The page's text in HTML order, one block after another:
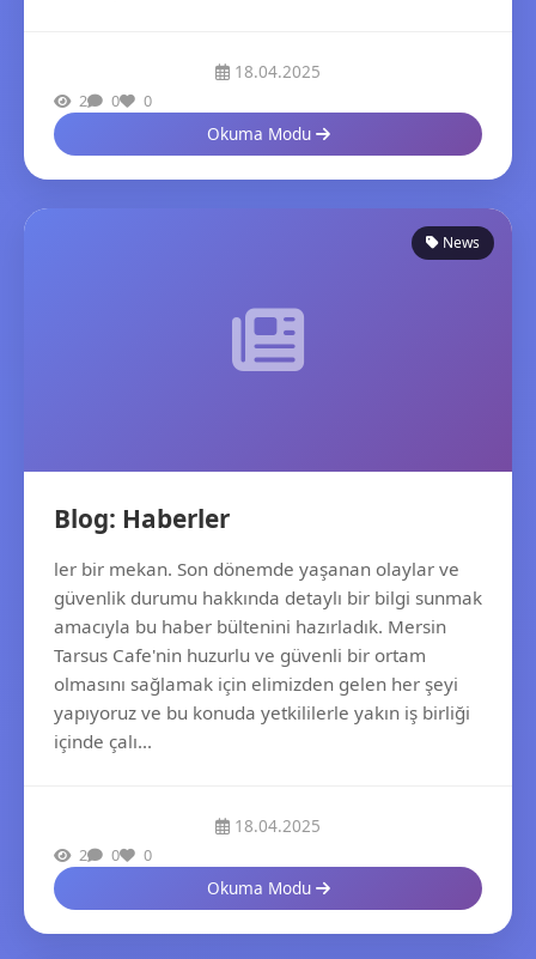
18.04.2025
2 0 0
Okuma Modu
News
Blog: Haberler
ler bir mekan. Son dönemde yaşanan olaylar ve
güvenlik durumu hakkında detaylı bir bilgi sunmak
amacıyla bu haber bültenini hazırladık. Mersin
Tarsus Cafe'nin huzurlu ve güvenli bir ortam
olmasını sağlamak için elimizden gelen her şeyi
yapıyoruz ve bu konuda yetkililerle yakın iş birliği
içinde çalı...
18.04.2025
2 0 0
Okuma Modu